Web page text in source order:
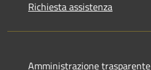
Richiesta assistenza
Amministrazione trasparente